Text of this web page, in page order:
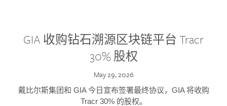
GIA 收购钻石溯源区块链平台 Tracr
30% 股权
May 29, 2026
戴比尔斯集团和 GIA 今日宣布签署最终协议，GIA 将收购
Tracr 30% 的股权。